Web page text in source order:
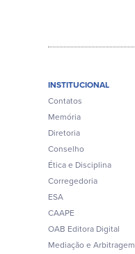
INSTITUCIONAL
Contatos
Memória
Diretoria
Conselho
Ética e Disciplina
Corregedoria
ESA
CAAPE
OAB Editora Digital
Mediação e Arbitragem